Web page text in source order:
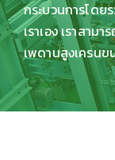
กระบวนการโดย
เราเอง เราสา
เพดานสูงเครน